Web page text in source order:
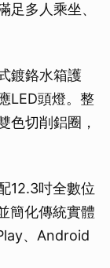
足多人乘坐、
鍍鉻水箱護
LED頭燈。整
色切削鋁圈，
12.3吋全數位
簡化傳統實體
、Android